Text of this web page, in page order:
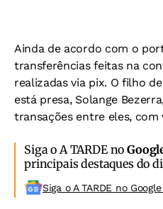
Ainda de acordo com o
transferências feitas na
realizadas via pix. O filho
está presa, Solange
transações entre eles, com
Siga o A TARDE no
principais destaques do
Siga o A TARDE no